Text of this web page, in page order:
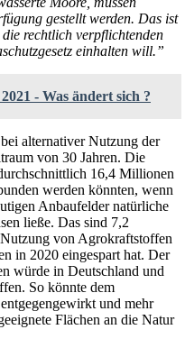
gestellt werden. Das ist
rechtlich verpflichtenden
einhalten will.”
- Was ändert sich ?
alternativer Nutzung der
von 30 Jahren. Die
16,4 Millionen
werden könnten, wenn
Anbaufelder natürliche
ließe. Das sind 7,2
von Agrokraftstoffen
in 2020 eingespart hat. Der
würde in Deutschland und
So könnte dem
und mehr
Flächen an die Natur